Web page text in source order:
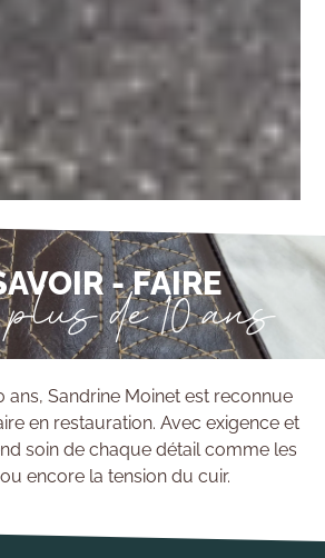
- FAIRE
de 10 ans
ans, Sandrine Moinet est reconnue
en restauration. Avec exigence et
soin de chaque détail comme les
encore la tension du cuir.